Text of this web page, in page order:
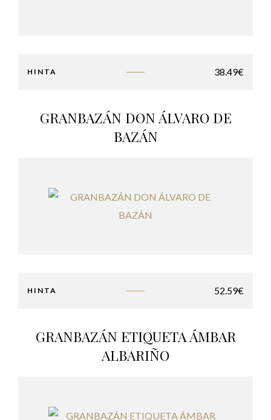
HINTA 38.49€
GRANBAZÁN DON ÁLVARO DE
BAZÁN
HINTA 52.59€
GRANBAZÁN ETIQUETA ÁMBAR
ALBARIÑO